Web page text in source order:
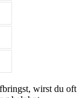
wirst du oft